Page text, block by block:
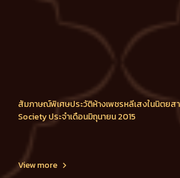
สัมภาษณ์พิเศษประวัติห้างเพชรหลีเสงในนิตยส
Society ประจำเดือนมิถุนายน 2015
View more